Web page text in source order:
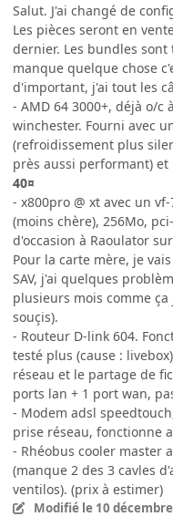
Salut. J'ai changé de
Les pièces seront en
dernier. Les bundles
manque quelque chose
d'important, j'ai tout les
- AMD 64 3000+, déjà o/c
winchester. Fourni avec
(refroidissement plus
près aussi performant)
40¤
- x800pro @ xt avec un
(moins chère), 256Mo,
d'occasion à Raoulator
Pour la carte mère, je
SAV, j'ai quelques
plusieurs mois comme
souçis).
- Routeur D-link 604.
testé plus (cause :
réseau et le partage de
ports lan + 1 port wan,
- Modem adsl
prise réseau, fonctionne
- Rhéobus cooler master
(manque 2 des 3 cavles
ventilos). (prix à estimer)
Modifié le 10